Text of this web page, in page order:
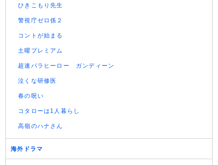
ひきこもり先生
警視庁ゼロ係２
コントが始まる
土曜プレミアム
超速パラヒーロー ガンディーン
泣くな研修医
春の呪い
コタローは1人暮らし
高嶺のハナさん
海外ドラマ